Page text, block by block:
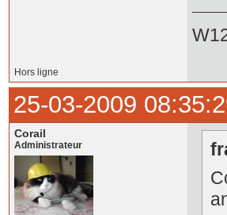
Hors ligne
25-03-2009
Corail
Administrateur